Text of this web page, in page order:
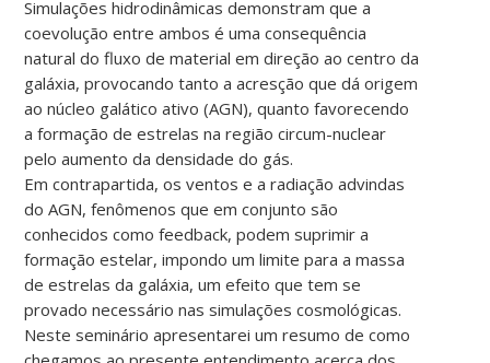
Simulações hidrodinâmicas demonstram que a
coevolução entre ambos é uma consequência
natural do fluxo de material em direção ao centro da
galáxia, provocando tanto a acresção que dá origem
ao núcleo galático ativo (AGN), quanto favorecendo
a formação de estrelas na região circum-nuclear
pelo aumento da densidade do gás.
Em contrapartida, os ventos e a radiação advindas
do AGN, fenômenos que em conjunto são
conhecidos como feedback, podem suprimir a
formação estelar, impondo um limite para a massa
de estrelas da galáxia, um efeito que tem se
provado necessário nas simulações cosmológicas.
Neste seminário apresentarei um resumo de como